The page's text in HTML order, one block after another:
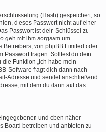
(Hash) gespeichert, so
dieses Passwort nicht auf einer
Passwort ist dein Schlüssel zu
geh mit ihm sorgsam um.
Betreibers, von phpBB Limited oder
Passwort fragen. Solltest du dein
Funktion „Ich habe mein
Software fragt dich dann nach
Adresse und sendet anschließend
mit dem du dann auf das
und oben näher
Board betreiben und anbieten zu